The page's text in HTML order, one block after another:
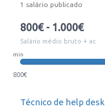
1 salário publicado
800€ - 1.000€
Salário médio bruto + ac
min
800€
Técnico de help desk